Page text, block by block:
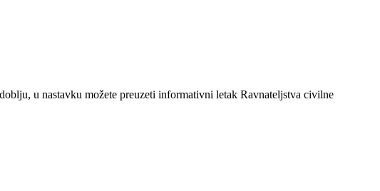
u nastavku možete preuzeti informativni letak Ravnateljstva civilne